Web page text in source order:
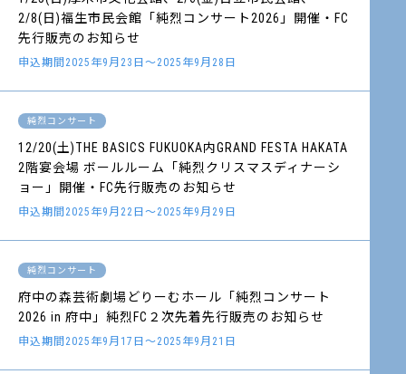
2/8(日)福生市民会館「純烈コンサート2026」開催・FC
先行販売のお知らせ
申込期間2025年9月23日～2025年9月28日
純烈コンサート
12/20(土)THE BASICS FUKUOKA内GRAND FESTA HAKATA
2階宴会場 ボールルーム「純烈クリスマスディナーシ
ョー」開催・FC先行販売のお知らせ
申込期間2025年9月22日～2025年9月29日
純烈コンサート
府中の森芸術劇場どりーむホール「純烈コンサート
2026 in 府中」純烈FC２次先着先行販売のお知らせ
申込期間2025年9月17日～2025年9月21日